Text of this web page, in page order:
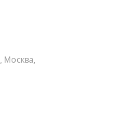
, Москва,